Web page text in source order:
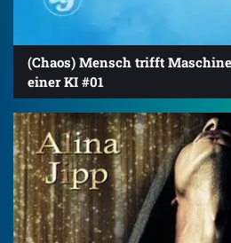
(Chaos) Mensch trifft
einer KI #01